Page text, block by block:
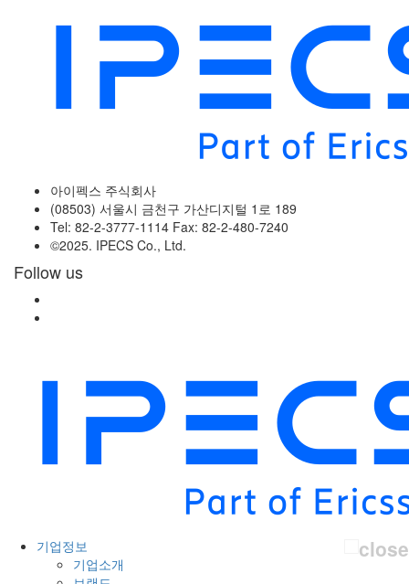
아이펙스 주식회사
(08503) 서울시 금천구 가산디지털 1로 189
Tel: 82-2-3777-1114 Fax: 82-2-480-7240
©2025. IPECS Co., Ltd.
Follow us
기업정보
기업소개